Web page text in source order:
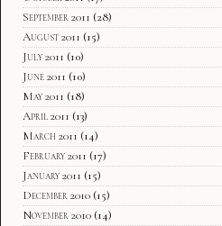
September 2011 (28)
August 2011 (15)
July 2011 (10)
June 2011 (10)
May 2011 (18)
April 2011 (13)
March 2011 (14)
February 2011 (17)
January 2011 (15)
December 2010 (15)
November 2010 (14)